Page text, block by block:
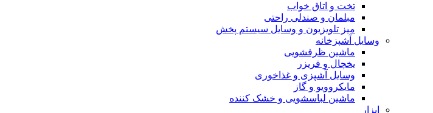
تخت و اتاق خواب
مبلمان و صندلی راحتی
میز تلویزیون و وسایل سیستم پخش
وسایل آشپزخانه
ماشین ظرفشویی
یخچال و فریزر
وسایل آشپزی و غذاخوری
مایکروویو و گاز
ماشین لباسشویی و خشک کننده
ابزار